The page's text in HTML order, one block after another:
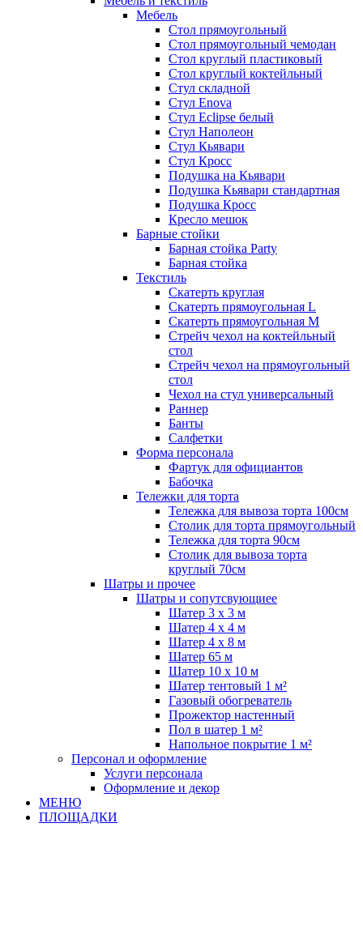
Мебель
Стол прямоугольный
Стол прямоугольный чемодан
Стол круглый пластиковый
Стол круглый коктейльный
Стул складной
Стул Enova
Стул Eclipse белый
Стул Наполеон
Стул Кьявари
Стул Кросс
Подушка на Кьявари
Подушка Кьявари стандартная
Подушка Кросс
Кресло мешок
Барные стойки
Барная стойка Party
Барная стойка
Текстиль
Скатерть круглая
Скатерть прямоугольная L
Скатерть прямоугольная M
Стрейч чехол на коктейльный
стол
Стрейч чехол на прямоугольный
стол
Чехол на стул универсальный
Раннер
Банты
Салфетки
Форма персонала
Фартук для официантов
Бабочка
Тележки для торта
Тележка для вывоза торта 100см
Столик для торта прямоугольный
Тележка для торта 90см
Столик для вывоза торта
круглый 70см
Шатры и прочее
Шатры и сопутсвующиее
Шатер 3 х 3 м
Шатер 4 х 4 м
Шатер 4 х 8 м
Шатер 65 м
Шатер 10 х 10 м
Шатер тентовый 1 м²
Газовый обогреватель
Прожектор настенный
Пол в шатер 1 м²
Напольное покрытие 1 м²
Персонал и оформление
Услуги персонала
Оформление и декор
МЕНЮ
ПЛОЩАДКИ